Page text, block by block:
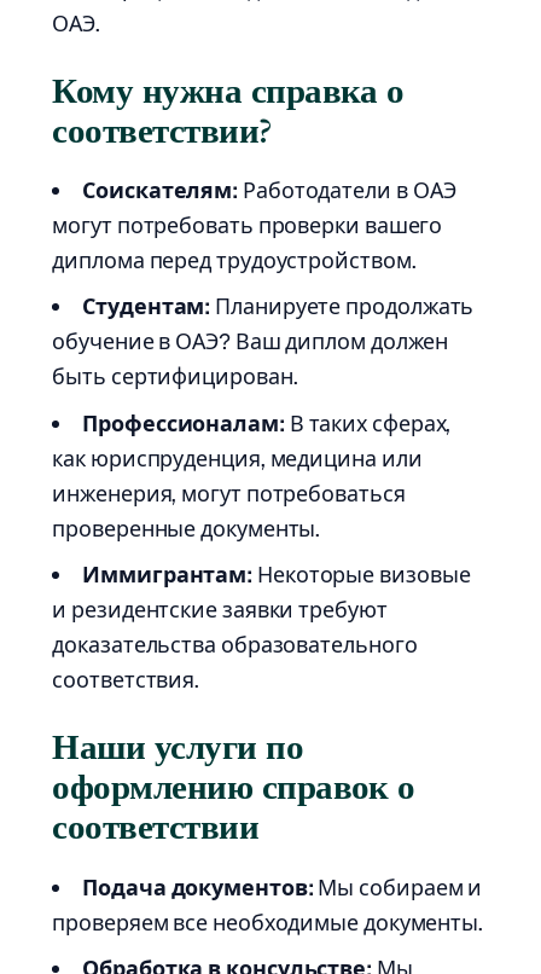
ОАЭ.
Кому нужна справка о
соответствии?
Соискателям: Работодатели в ОАЭ
могут потребовать проверки вашего
диплома перед трудоустройством.
Студентам: Планируете продолжать
обучение в ОАЭ? Ваш диплом должен
быть сертифицирован.
Профессионалам: В таких сферах,
как юриспруденция, медицина или
инженерия, могут потребоваться
проверенные документы.
Иммигрантам: Некоторые визовые
и резидентские заявки требуют
доказательства образовательного
соответствия.
Наши услуги по
оформлению справок о
соответствии
Подача документов: Мы собираем и
проверяем все необходимые документы.